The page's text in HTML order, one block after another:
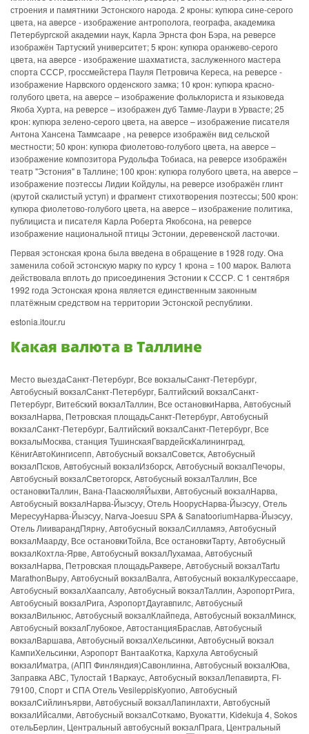
строения и памятники Эстонского народа. 2 кроны: купюра сине-серого
цвета, на аверсе - изображение антрополога, географа, академика
Петербургской академии наук, Карла Эрнста фон Бэра, на реверсе
изображён Тартуский университет; 5 крон: купюра оранжево-серого
цвета, на аверсе - изображение шахматиста, заслуженного мастера
спорта СССР, гроссмейстера Пауля Петровича Кереса, на реверсе -
изображение Нарвского орденского замка; 10 крон: купюра красно-
голубого цвета, на аверсе – изображение фольклориста и языковеда
Якоба Хурта, на реверсе – изображен дуб Тамме-Лаури в Урвасте; 25
крон: купюра зелено-серого цвета, на аверсе – изображение писателя
Антона Хансена Таммсааре , на реверсе изображён вид сельской
местности; 50 крон: купюра фиолетово-голубого цвета, на аверсе –
изображение композитора Рудольфа Тобиаса, на реверсе изображён
театр "Эстония" в Таллине; 100 крон: купюра голубого цвета, на аверсе –
изображение поэтессы Лидии Койдулы, на реверсе изображён глинт
(крутой скалистый уступ) и фрагмент стихотворения поэтессы; 500 крон:
купюра фиолетово-голубого цвета, на аверсе – изображение политика,
публициста и писателя Карла Роберта Якобсона, на реверсе
изображение национальной птицы Эстонии, деревенской ласточки.
Первая эстонская крона была введена в обращение в 1928 году. Она
заменила собой эстонскую марку по курсу 1 крона = 100 марок. Валюта
действовала вплоть до присоединения Эстонии к СССР. С 1 сентября
1992 года Эстонская крона является единственным законным
платёжным средством на территории Эстонской республики.
estonia.itour.ru
Какая валюта в Таллине
Место выездаСанкт-Петербург, Все вокзалыСанкт-Петербург,
Автобусный вокзалСанкт-Петербург, Балтийский вокзалСанкт-
Петербург, Витебский вокзалТаллин, Все остановкиНарва, Автобусный
вокзалНарва, Петровская площадьСанкт-Петербург, Автобусный
вокзалСанкт-Петербург, Балтийский вокзалСанкт-Петербург, Все
вокзалыМосква, станция ТушинскаяГвардейскКалининград,
КёнигАвтоКингисепп, Автобусный вокзалСоветск, Автобусный
вокзалПсков, Автобусный вокзалИзборск, Автобусный вокзалПечоры,
Автобусный вокзалСветогорск, Автобусный вокзалТаллин, Все
остановкиТаллин, Вана-ПааскюляЙыхви, Автобусный вокзалНарва,
Автобусный вокзалНарва-Йыэсуу, Отель НоорусНарва-Йыэсуу, Отель
МересууНарва-Йыэсуу, Narva-Joesuu SPA & SanatooriumНарва-Йыэсуу,
Отель ЛииварандПярну, Автобусный вокзалСилламяэ, Автобусный
вокзалМаарду, Все остановкиТойла, Все остановкиТарту, Автобусный
вокзалКохтла-Ярве, Автобусный вокзалЛухамаа, Автобусный
вокзалНарва, Петровская площадьРаквере, Автобусный вокзалTartu
MarathonВыру, Автобусный вокзалВалга, Автобусный вокзалКурессааре,
Автобусный вокзалХаапсалу, Автобусный вокзалТаллин, АэропортРига,
Автобусный вокзалРига, АэропортДаугавпилс, Автобусный
вокзалВильнюс, Автобусный вокзалКлайпеда, Автобусный вокзалМинск,
Автобусный вокзалГлубокое, АвтостанцияБраслав, Автобусный
вокзалВаршава, Автобусный вокзалХельсинки, Автобусный вокзал
КампиХельсинки, Аэропорт ВантааКотка, Кархула Автобусный
вокзалИматра, (АПП Финляндия)Савонлинна, Автобусный вокзалЮва,
Заправка АВС, Тулостай 1Варкаус, Автобусный вокзалЛепавирта, FI-
79100, Спорт и СПА Отель VesileppisКуопио, Автобусный
вокзалСийлинъярви, Автобусный вокзалЛапинлахти, Автобусный
вокзалИйсалми, Автобусный вокзалСоткамо, Вуокатти, Kidekuja 4, Sokos
отельБерлин, Центральный автобусный вокзалПрага, Центральный